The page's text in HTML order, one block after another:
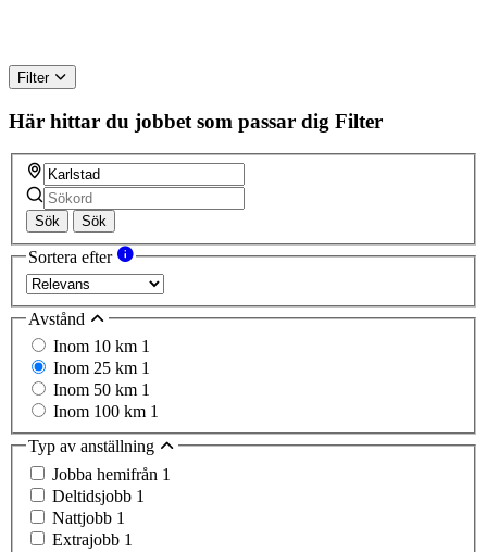
Filter
Här hittar du jobbet som passar dig Filter
Sök Sök
Sortera efter
Avstånd
Inom 10 km 1
Inom 25 km 1
Inom 50 km 1
Inom 100 km 1
Typ av anställning
Jobba hemifrån 1
Deltidsjobb 1
Nattjobb 1
Extrajobb 1